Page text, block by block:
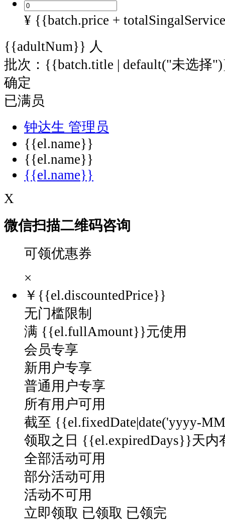
¥ {{batch.price +
{{adultNum}} 人
批次：{{batch.title | default("未选择
确定
已满员
钟达生 管理员
{{el.name}}
{{el.name}}
{{el.name}}
X
微信扫描二维码咨询
可领优惠券
×
￥ {{el.discountedPrice}}
无门槛限制
满 {{el.fullAmount}}元使用
会员专享
新用户专享
普通用户专享
所有用户可用
截至 {{el.fixedDate|date('yyyy-
领取之日 {{el.expiredDays}}天内
全部活动可用
部分活动可用
活动不可用
立即领取 已领取 已领完